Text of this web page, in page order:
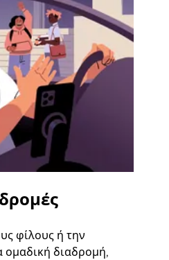
φίλους ή την
ομαδική διαδρομή,